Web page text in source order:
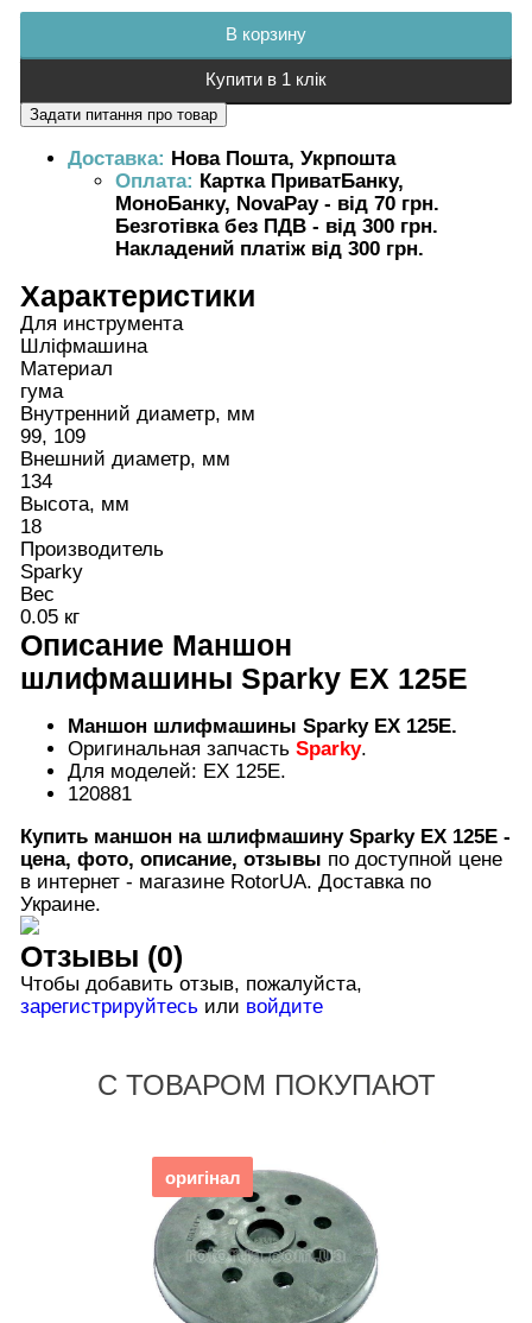
В корзину
Купити в 1 клік
Доставка: Нова Пошта, Укрпошта
Оплата: Картка ПриватБанку,
МоноБанку, NovaPay - від 70 грн.
Безготівка без ПДВ - від 300 грн.
Накладений платіж від 300 грн.
Характеристики
Для инструмента
Шліфмашина
Материал
гума
Внутренний диаметр, мм
99, 109
Внешний диаметр, мм
134
Высота, мм
18
Производитель
Sparky
Вес
0.05 кг
Описание Маншон
шлифмашины Sparky EX 125E
Маншон шлифмашины Sparky EX 125E.
Оригинальная запчасть Sparky.
Для моделей: EX 125E.
120881
Купить маншон на шлифмашину Sparky EX 125E-
цена, фото, описание, отзывы по доступной цене
в интернет - магазине RotorUA. Доставка по
Украине.
Отзывы (0)
Чтобы добавить отзыв, пожалуйста,
зарегистрируйтесьили войдите
С ТОВАРОМ ПОКУПАЮТ
оригінал